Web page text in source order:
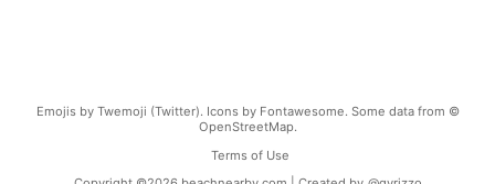
Emojis by Twemoji (Twitter). Icons by Fontawesome. Some data from ©
OpenStreetMap.
Terms of Use